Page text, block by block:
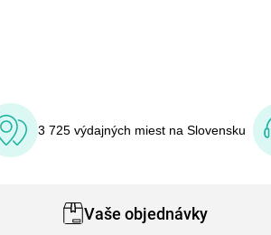
3 725 výdajných miest na Slovensku
Vaše objednávky